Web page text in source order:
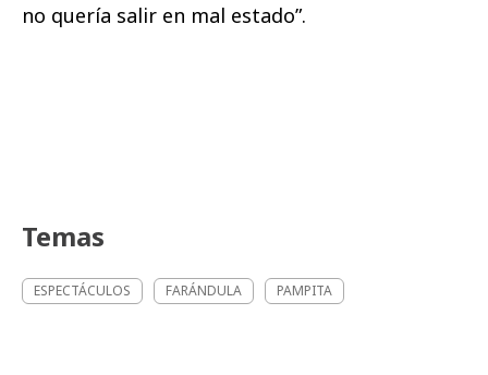
no quería salir en mal estado”.
Temas
ESPECTÁCULOS FARÁNDULA PAMPITA